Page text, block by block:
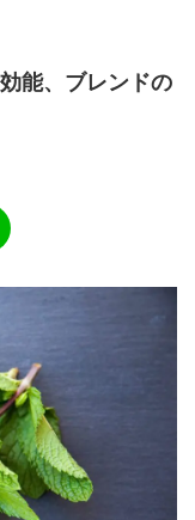
能、ブレンドの